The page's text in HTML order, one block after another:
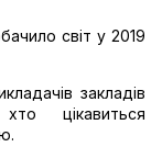
світ у 2019
закладів
цікавиться